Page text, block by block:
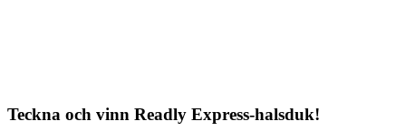
Teckna och vinn Readly Express-halsduk!